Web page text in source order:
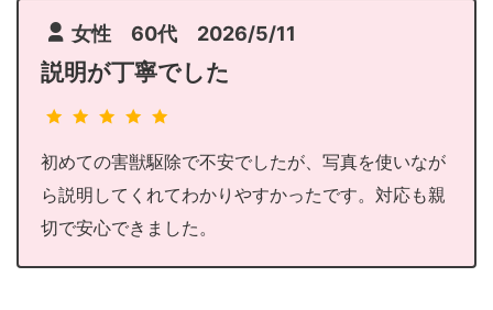
女性 60代 2026/5/11
説明が丁寧でした
初めての害獣駆除で不安でしたが、写真を使いなが
ら説明してくれてわかりやすかったです。対応も親
切で安心できました。